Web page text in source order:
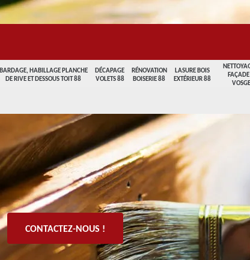
BARDAGE, HABILLAGE PLANCHE
DE RIVE ET DESSOUS TOIT 88
DÉCAPAGE
VOLETS 88
RÉNOVATION
BOISERIE 88
LASURE BOIS
EXTÉRIEUR 88
CONTACTEZ-NOUS !